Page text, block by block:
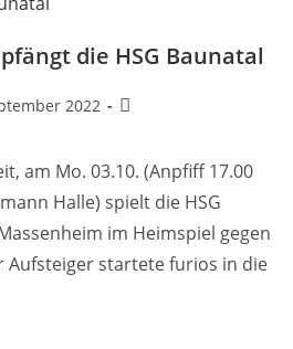
die HSG Baunatal
2022
am Mo. 03.10. (Anpfiff 17.00
Halle) spielt die HSG
im Heimspiel gegen
Aufsteiger startete furios in die